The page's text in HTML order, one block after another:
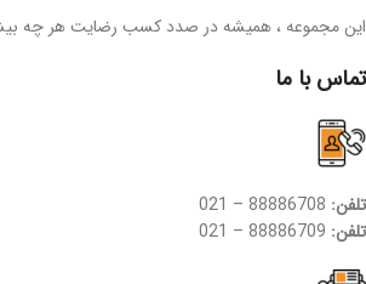
این مجموعه ، همیشه در صدد کسب رضایت هر چه
تماس با ما
تلفن:
تلفن: